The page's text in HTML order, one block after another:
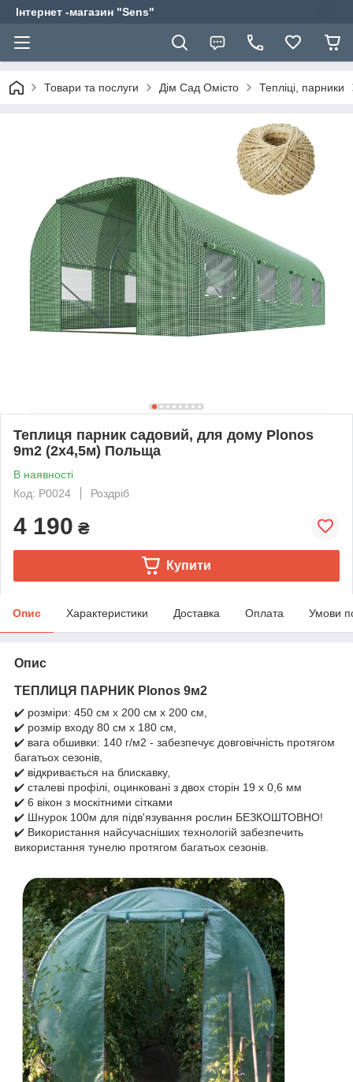
Інтернет -магазин "Sens"
Товари та послуги Дім Сад Омісто Тепліці, парники
Теплиця парник садовий, для дому Plonos
9m2 (2x4,5м) Польща
В наявності
Код: P0024
Роздріб
4 190 ₴
Купити
Опис Характеристики Доставка Оплата Умови
Опис
ТЕПЛИЦЯ ПАРНИК Plonos 9м2
✔️ розміри: 450 см х 200 см х 200 см,
✔️ розмір входу 80 см х 180 см,
✔️ вага обшивки: 140 г/м2 - забезпечує довговічність протягом
багатьох сезонів,
✔️ відкривається на блискавку,
✔️ сталеві профілі, оцинковані з двох сторін 19 х 0,6 мм
✔️ 6 вікон з москітними сітками
✔️ Шнурок 100м для підв'язування рослин БЕЗКОШТОВНО!
✔️ Використання найсучасніших технологій забезпечить
використання тунелю протягом багатьох сезонів.